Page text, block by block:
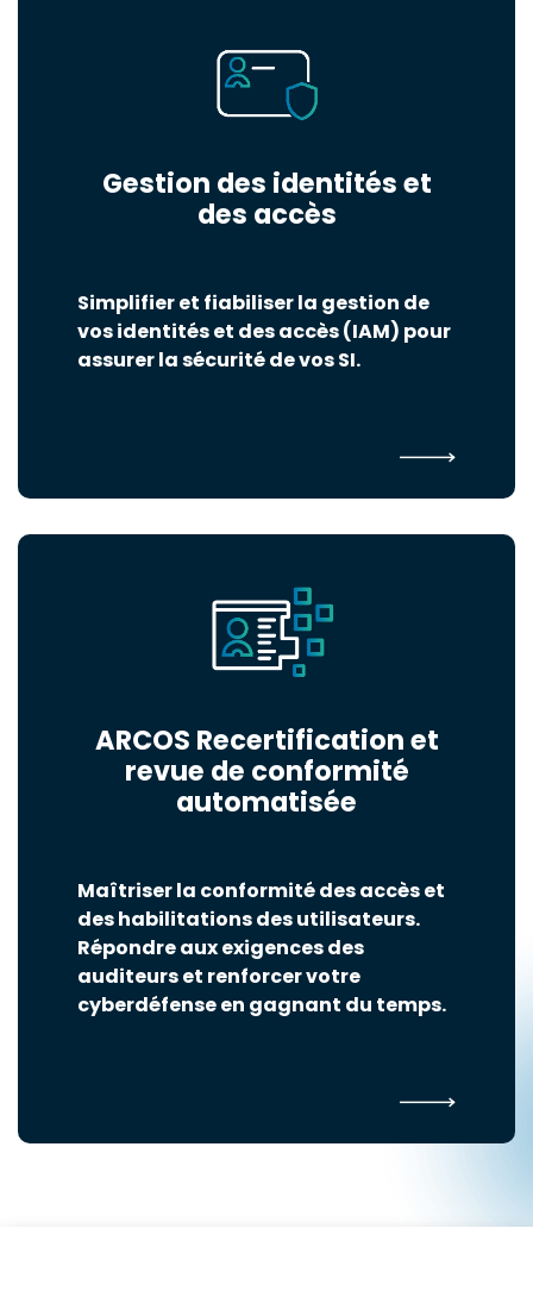
Gestion des identités et
des accès
Simplifier et fiabiliser la gestion de
vos identités et des accès (IAM) pour
assurer la sécurité de vos SI.
ARCOS Recertification et
revue de conformité
automatisée
Maîtriser la conformité des accès et
des habilitations des utilisateurs.
Répondre aux exigences des
auditeurs et renforcer votre
cyberdéfense en gagnant du temps.